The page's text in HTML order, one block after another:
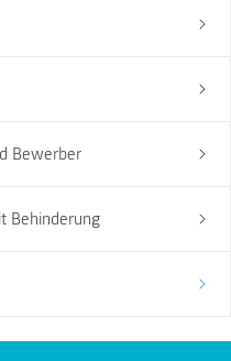
Bewerber
Behinderung